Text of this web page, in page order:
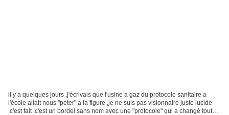
il y a quelques jours ,j'écrivais que l'usine a gaz du protocole sanitaire a
l'école allait nous "péter" a la figure ,je ne suis pas visionnaire juste lucide
,c'est fait ,c'est un bordel sans nom avec une "protocole" qui a changé toutes